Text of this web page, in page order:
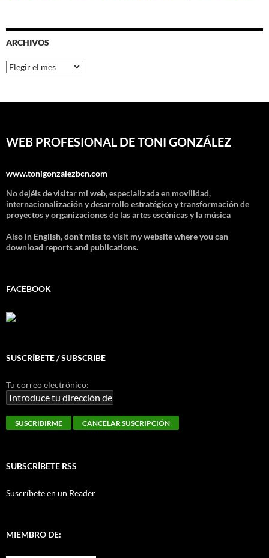
ARCHIVOS
Archivos
WEB PROFESIONAL DE TONI GONZÁLEZ
www.tonigonzalezbcn.com
No dejéis de visitar mi web, especializada en movilidad,
internacionalización y desarrollo estratégico y transformación de
proyectos y organizaciones de las artes escénicas y la música
Also in English, don't miss to visit my website where you can
download reports and publications.
FACEBOOK
SUSCRÍBETE / SUBSCRIBE
Tu correo electrónico:
SUBSCRÍBETE RSS
Suscríbete en un Reader
MIEMBRO DE: